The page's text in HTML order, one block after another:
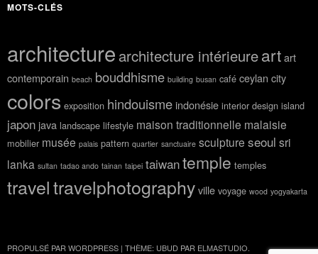
MOTS-CLÉS
architecture architecture intérieureartart
contemporain beach bouddhisme building busan café ceylan city
colors exposition hindouisme indonésie interior design island
japon java landscape lifestyle maison traditionnelle malaisie
mobilier musée palais pattern quartier sanctuaire sculpture seoul sri
lanka sultan tadao ando tainan taipei taiwantemple temples
traveltravelphotographyville voyage wood yogyakarta
PROPULSÉ PAR WORDPRESS | THÈME: UBUD PAR ELMASTUDIO